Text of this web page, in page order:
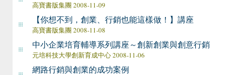
高寶書版集團 2008-11-09
【你想不到，創業、行銷也能這樣做！】講座
高寶書版集團 2008-11-08
中小企業培育輔導系列講座～創新創業與創意行銷
元培科技大學創新育成中心 2008-11-06
網路行銷與創業的成功案例